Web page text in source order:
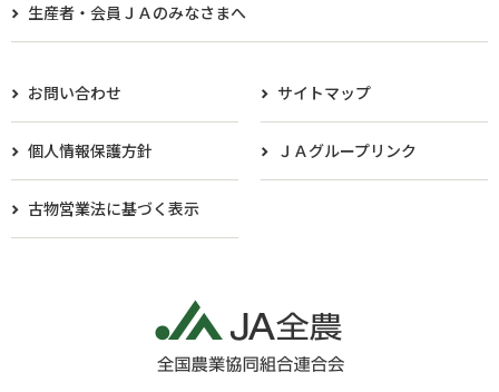
生産者・会員ＪＡのみなさまへ​
お問い合わせ サイトマップ
個人情報保護方針 ＪＡグループリンク
古物営業法に基づく表示